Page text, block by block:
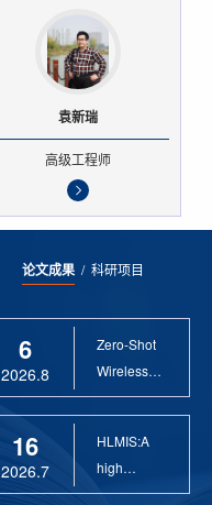
袁新瑞
高级工程师
论文成果/ 科研项目
6
2026.8
Zero-Shot
Wireless
Sensor
16
2026.7
HLMIS:A
high
Resolution